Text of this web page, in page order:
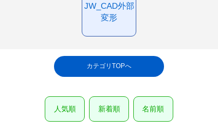
JW_CAD外部
変形
カテゴリTOPへ
人気順 新着順 名前順